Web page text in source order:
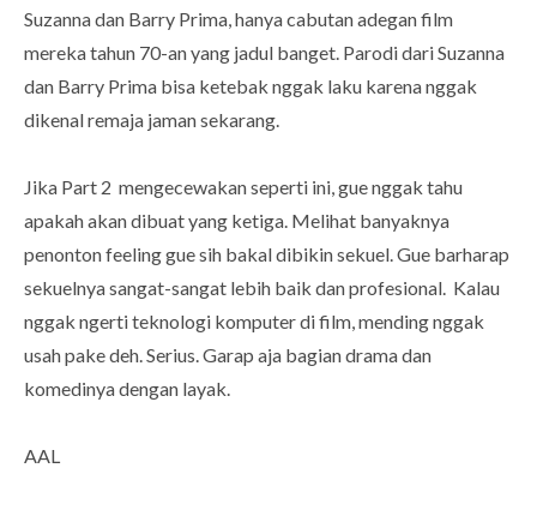
Suzanna dan Barry Prima, hanya cabutan adegan film
mereka tahun 70-an yang jadul banget. Parodi dari Suzanna
dan Barry Prima bisa ketebak nggak laku karena nggak
dikenal remaja jaman sekarang.
Jika Part 2 mengecewakan seperti ini, gue nggak tahu
apakah akan dibuat yang ketiga. Melihat banyaknya
penonton feeling gue sih bakal dibikin sekuel. Gue barharap
sekuelnya sangat-sangat lebih baik dan profesional. Kalau
nggak ngerti teknologi komputer di film, mending nggak
usah pake deh. Serius. Garap aja bagian drama dan
komedinya dengan layak.
AAL